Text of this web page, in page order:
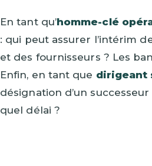
En tant qu’homme-clé
: qui peut assurer l’intérim
et des fournisseurs ? Les
Enfin, en tant que dirigeant
désignation d’un
quel délai ?